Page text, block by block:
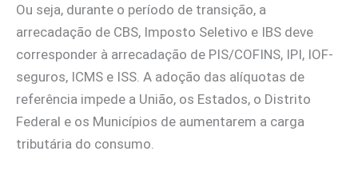
Ou seja, durante o período de transição, a
arrecadação de CBS, Imposto Seletivo e IBS deve
corresponder à arrecadação de PIS/COFINS, IPI, IOF-
seguros, ICMS e ISS. A adoção das alíquotas de
referência impede a União, os Estados, o Distrito
Federal e os Municípios de aumentarem a carga
tributária do consumo.